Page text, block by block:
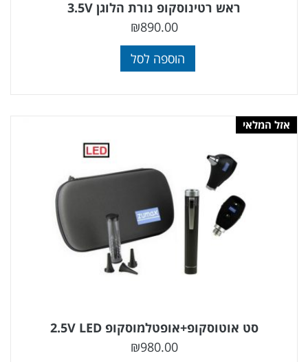
ראש רטינוסקופ נורת הלוגן 3.5V
₪890.00
הוספה לסל
אזל המלאי
סט אוטוסקופ+אופטלמוסקופ 2.5V LED
₪980.00